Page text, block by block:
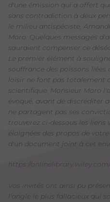
d'une émission qui a offert
sans contradiction à deux
le milieu antispéciste,
Moro. Quelques messages
sauraient compenser ce
Le premier élément à
souffrance des poissons
loisir ne font pas totalement
scientifique. Monsieur Moro
évoqué, avant de discréditer
ne partagent pas ses
trouverez ci-dessous les liens
éloignées des propos de
d'un document joint à cet
https://onlinelibrary.wiley.com/
Vos invités ont ainsi pu
l'angle le plus fallacieux qui